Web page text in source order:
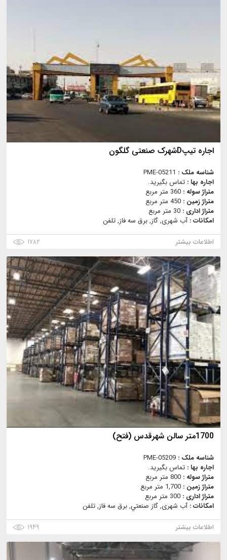
اجاره تیپDشهرک صنعتی گلگون
شناسه ملک : PME-05211
اجاره بها : تماس بگیرید.
متراژ سوله : 360 متر مربع
متراژ زمین : 450 متر مربع
متراژ اداری : 30 متر مربع
امکانات :آب شهری, گاز, برق سه فاز, تلفن
اطلاعات بیشتر
۱۷۸۲
1700متر سالن شهرقدس (فتح)
شناسه ملک : PME-05209
اجاره بها : تماس بگیرید.
متراژ سوله : 800 متر مربع
متراژ زمین : 1,700 متر مربع
متراژ اداری : 300 متر مربع
امکانات :آب شهری, گاز صنعتي, برق سه فاز, تلفن
اطلاعات بیشتر
۱۹۴۹